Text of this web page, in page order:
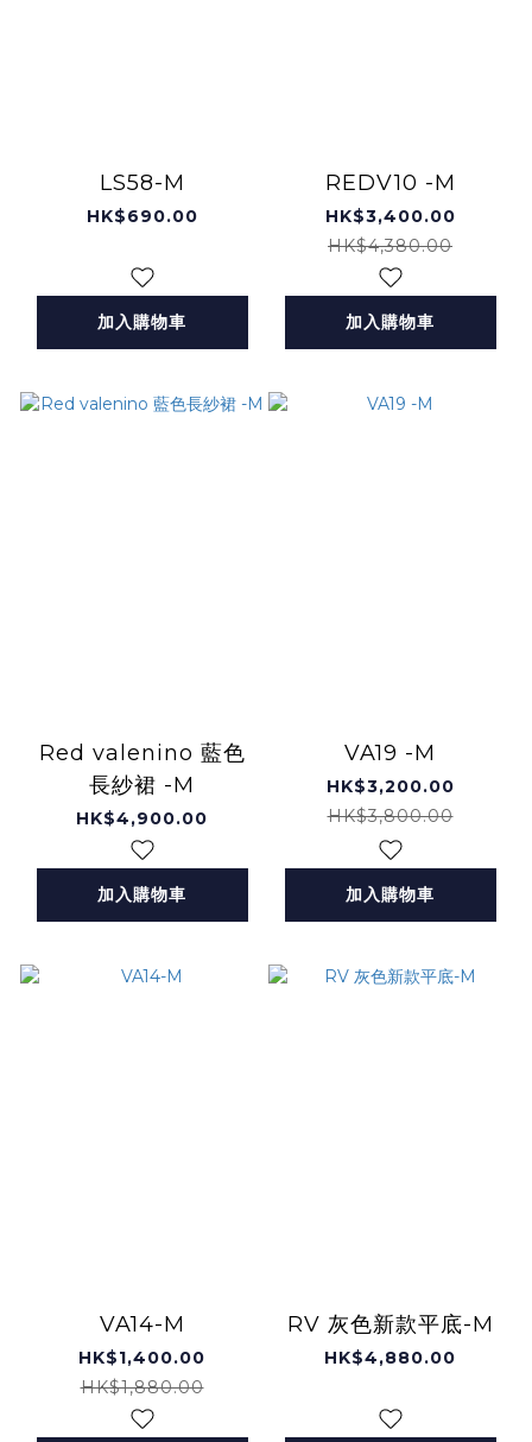
LS58-M
HK$690.00
加入購物車
REDV10 -M
HK$3,400.00
HK$4,380.00
加入購物車
Red valenino 藍色
長紗裙 -M
HK$4,900.00
加入購物車
VA19 -M
HK$3,200.00
HK$3,800.00
加入購物車
VA14-M
HK$1,400.00
HK$1,880.00
RV 灰色新款平底-M
HK$4,880.00